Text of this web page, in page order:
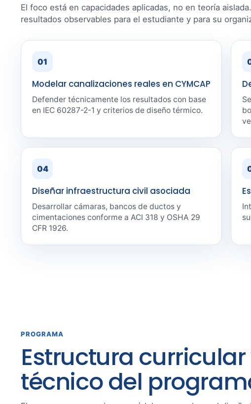
El foco está en capacidades aplicadas, no en teoría
resultados observables para el estudiante y para su
01
Modelar canalizaciones reales en CYMCAP
Defender técnicamente los resultados con base
en IEC 60287-2-1 y criterios de diseño térmico.
04
Diseñar infraestructura civil asociada
Desarrollar cámaras, bancos de ductos y
cimentaciones conforme a ACI 318 y OSHA 29
CFR 1926.
PROGRAMA
Estructura
técnico del